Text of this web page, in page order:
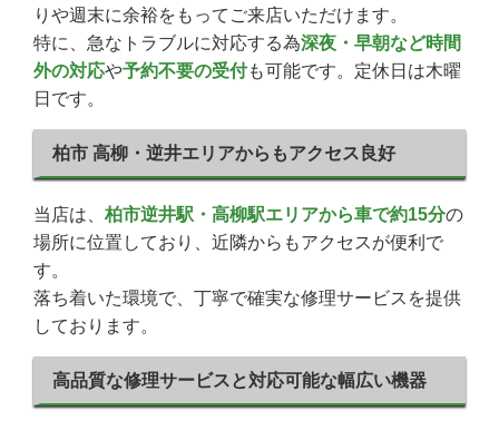
りや週末に余裕をもってご来店いただけます。
特に、急なトラブルに対応する為深夜・早朝など時間
外の対応や予約不要の受付も可能です。定休日は木曜
日です。
柏市 高柳・逆井エリアからもアクセス良好
当店は、 柏市逆井駅・高柳駅エリアから車で約15分の
場所に位置しており、近隣からもアクセスが便利で
す。
落ち着いた環境で、丁寧で確実な修理サービスを提供
しております。
高品質な修理サービスと対応可能な幅広い機器